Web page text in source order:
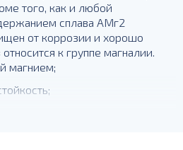
того, как и любой
сплава АМг2
от коррозии и хорошо
к группе магналии.
магнием;
хорошие;